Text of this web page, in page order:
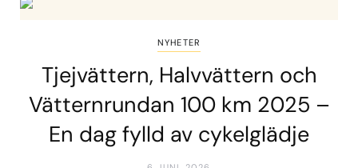
NYHETER
Tjejvättern, Halvvättern och
Vätternrundan 100 km 2025 –
En dag fylld av cykelglädje